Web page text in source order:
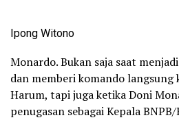
Ipong Witono
Monardo. Bukan saja saat
dan memberi komando langsung
Harum, tapi juga ketika Doni
penugasan sebagai Kepala